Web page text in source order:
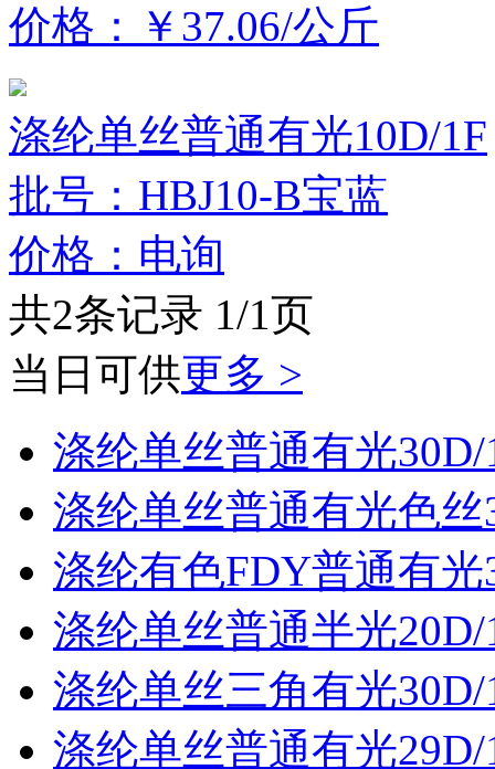
价格：￥37.06/公斤
涤纶单丝普通有光10D/1F
批号：HBJ10-B宝蓝
价格：电询
共2条记录 1/1页
当日可供更多 >
涤纶单丝普通有光30D/
涤纶单丝普通有光色丝
涤纶有色FDY普通有光
涤纶单丝普通半光20D/
涤纶单丝三角有光30D/
涤纶单丝普通有光29D/